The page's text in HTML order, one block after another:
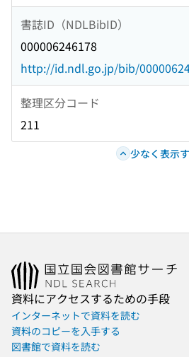
書誌ID（NDLBibID）
000006246178
http://id.ndl.go.jp/bib/
整理区分コード
211
少なく表示
資料にアクセスするための手段
インターネットで資料を読む
資料のコピーを入手する
図書館で資料を読む